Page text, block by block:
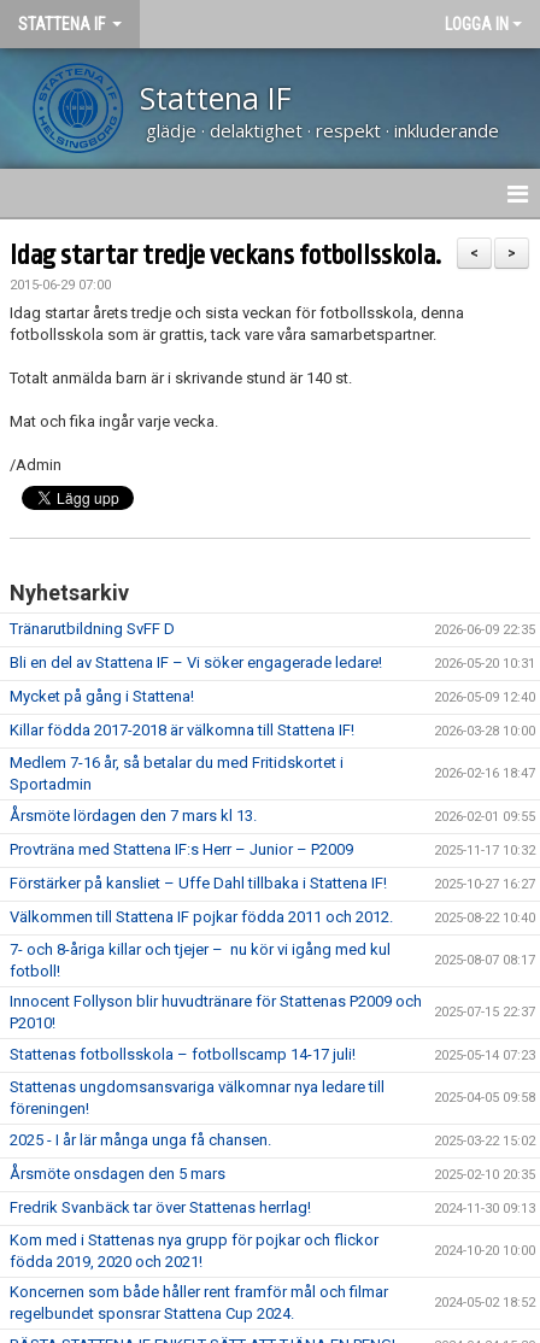
STATTENA IF LOGGA IN
Stattena IF
glädje · delaktighet · respekt · inkluderande
HEM
NYHETER
TRÄNARUTBILDNING SVFF D
KALENDER
VÅRA LAG
AVGIFTER
KONTAKT
STATTENA CUP
INTRESSEANMÄLAN SOM TRÄNARE/LEDARE
INTRESSEANMÄLAN MEDLEM/SPELARE
>
<
Idag startar tredje veckans fotbollsskola.
2015-06-29 07:00
Idag startar årets tredje och sista veckan för fotbollsskola, denna
fotbollsskola som är grattis, tack vare våra samarbetspartner.
Totalt anmälda barn är i skrivande stund är 140 st.
Mat och fika ingår varje vecka.
/Admin
Nyhetsarkiv
Tränarutbildning SvFF D 2026-06-09 22:35
Bli en del av Stattena IF – Vi söker engagerade ledare! 2026-05-20 10:31
Mycket på gång i Stattena! 2026-05-09 12:40
Killar födda 2017-2018 är välkomna till Stattena IF! 2026-03-28 10:00
Medlem 7-16 år, så betalar du med Fritidskortet i
Sportadmin
2026-02-16 18:47
Årsmöte lördagen den 7 mars kl 13. 2026-02-01 09:55
Provträna med Stattena IF:s Herr – Junior – P2009 2025-11-17 10:32
Förstärker på kansliet – Uffe Dahl tillbaka i Stattena IF! 2025-10-27 16:27
Välkommen till Stattena IF pojkar födda 2011 och 2012. 2025-08-22 10:40
7- och 8-åriga killar och tjejer – nu kör vi igång med kul
fotboll!
2025-08-07 08:17
Innocent Follyson blir huvudtränare för Stattenas P2009 och
P2010!
2025-07-15 22:37
Stattenas fotbollsskola – fotbollscamp 14-17 juli! 2025-05-14 07:23
Stattenas ungdomsansvariga välkomnar nya ledare till
föreningen!
2025-04-05 09:58
2025 - I år lär många unga få chansen. 2025-03-22 15:02
Årsmöte onsdagen den 5 mars 2025-02-10 20:35
Fredrik Svanbäck tar över Stattenas herrlag! 2024-11-30 09:13
Kom med i Stattenas nya grupp för pojkar och flickor
födda 2019, 2020 och 2021!
2024-10-20 10:00
Koncernen som både håller rent framför mål och filmar
regelbundet sponsrar Stattena Cup 2024.
2024-05-02 18:52